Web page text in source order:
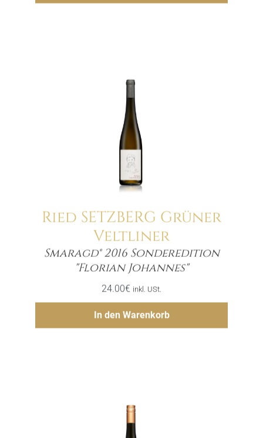
Ried SETZBERG Grüner
Veltliner
Smaragd® 2016 Sonderedition
"Florian Johannes"
24.00€ inkl. USt.
In den Warenkorb
Menge
Hinzufügen